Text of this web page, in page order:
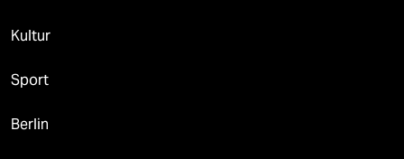
Kultur
Sport
Berlin